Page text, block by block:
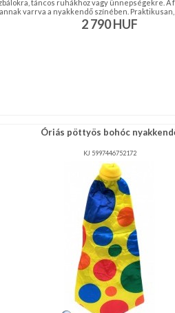
táncos ruhákhoz vagy ünnepségekre.
varrva a nyakkendő színében. Praktikusan,
2 790HUF
Óriás pöttyös bohóc
KJ 5997446752172